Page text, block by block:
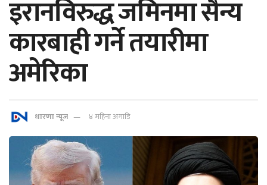
इरानविरुद्ध जमिनमा सैन्य
कारबाही गर्ने तयारीमा
अमेरिका
धारणा न्यूज ४ महिना अगाडि